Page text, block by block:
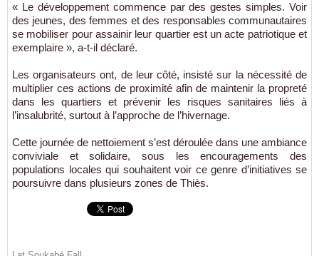
« Le développement commence par des gestes simples. Voir
des jeunes, des femmes et des responsables communautaires
se mobiliser pour assainir leur quartier est un acte patriotique et
exemplaire », a-t-il déclaré.
Les organisateurs ont, de leur côté, insisté sur la nécessité de
multiplier ces actions de proximité afin de maintenir la propreté
dans les quartiers et prévenir les risques sanitaires liés à
l’insalubrité, surtout à l’approche de l’hivernage.
Cette journée de nettoiement s’est déroulée dans une ambiance
conviviale et solidaire, sous les encouragements des
populations locales qui souhaitent voir ce genre d’initiatives se
poursuivre dans plusieurs zones de Thiès.